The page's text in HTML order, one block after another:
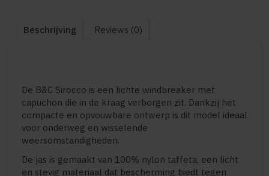
Beschrijving Reviews (0)
De B&C Sirocco is een lichte windbreaker met
capuchon die in de kraag verborgen zit. Dankzij het
compacte en opvouwbare ontwerp is dit model ideaal
voor onderweg en wisselende
weersomstandigheden.
De jas is gemaakt van 100% nylon taffeta, een licht
en stevig materiaal dat bescherming biedt tegen